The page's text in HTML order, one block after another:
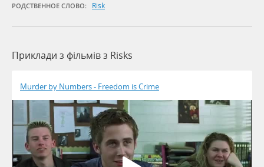
РОДСТВЕННОЕ СЛОВО: Risk
Приклади з фільмів з Risks
Murder by Numbers - Freedom is Crime